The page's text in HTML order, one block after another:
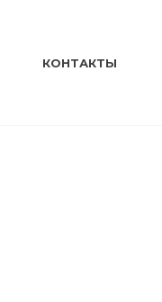
КОНТАКТЫ